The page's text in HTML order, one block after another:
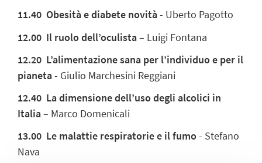
11.40 Obesità e diabete novità- Uberto Pagotto
12.00 Il ruolodell’oculista– Luigi Fontana
12.20 L’alimentazionesana per l’individuo e per il
pianeta- Giulio Marchesini Reggiani
12.40 La dimensione dell’uso degli alcolici in
Italia– Marco Domenicali
13.00 Le malattie respiratoriee ilfumo- Stefano
Nava